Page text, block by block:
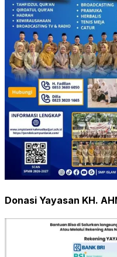
Donasi Yayasan KH.